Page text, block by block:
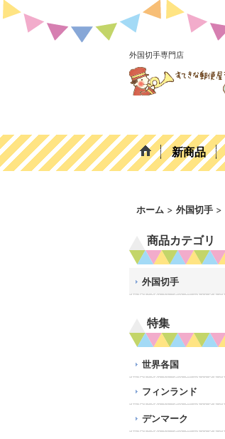
外国切手専門店
新商品
ホーム > 外国切手 >
商品カテゴリ
外国切手
特集
世界各国
フィンランド
デンマーク